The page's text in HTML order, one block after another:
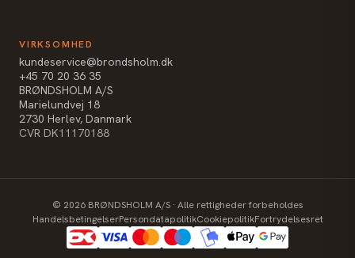
VIRKSOMHED
kundeservice@brondsholm.dk
+45 70 20 36 35
BRØNDSHOLM A/S
Marielundvej 18
2730 Herlev, Danmark
CVR DK11170188
© 2026BRØNDSHOLM A/S · Alle rettigheder forbeholdes
HandelsbetingelserPersondatapolitikCookiepolitikFortrydelsesret